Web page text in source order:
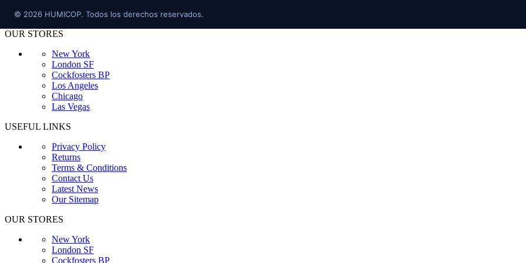
© 2026 HUMICOP. Todos los derechos reservados.
OUR STORES
New York
London SF
Cockfosters BP
Los Angeles
Chicago
Las Vegas
USEFUL LINKS
Privacy Policy
Returns
Terms & Conditions
Contact Us
Latest News
Our Sitemap
OUR STORES
New York
London SF
Cockfosters BP